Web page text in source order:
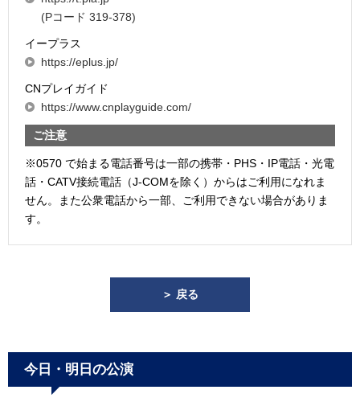
(Pコード 319-378)
イープラス
https://eplus.jp/
CNプレイガイド
https://www.cnplayguide.com/
ご注意
※0570 で始まる電話番号は一部の携帯・PHS・IP電話・光電
話・CATV接続電話（J-COMを除く）からはご利用になれま
せん。また公衆電話から一部、ご利用できない場合がありま
す。
＞ 戻る
今日・明日の公演